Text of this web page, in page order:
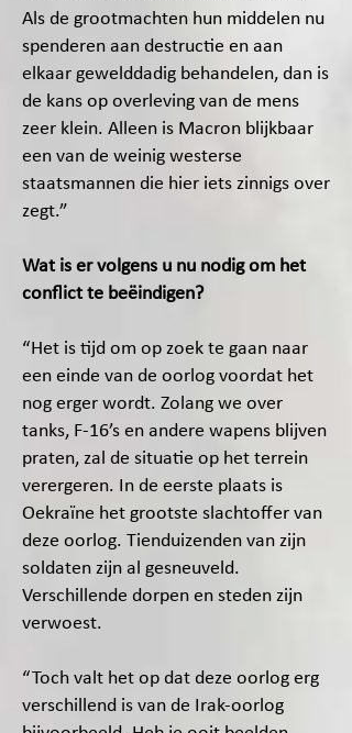
Als de grootmachten hun middelen nu
spenderen aan destructie en aan
elkaar gewelddadig behandelen, dan is
de kans op overleving van de mens
zeer klein. Alleen is Macron blijkbaar
een van de weinig westerse
staatsmannen die hier iets zinnigs over
zegt.”
Wat is er volgens u nu nodig om het
conflict te beëindigen?
“Het is tijd om op zoek te gaan naar
een einde van de oorlog voordat het
nog erger wordt. Zolang we over
tanks, F-16’s en andere wapens blijven
praten, zal de situatie op het terrein
verergeren. In de eerste plaats is
Oekraïne het grootste slachtoffer van
deze oorlog. Tienduizenden van zijn
soldaten zijn al gesneuveld.
Verschillende dorpen en steden zijn
verwoest.
“Toch valt het op dat deze oorlog erg
verschillend is van de Irak-oorlog